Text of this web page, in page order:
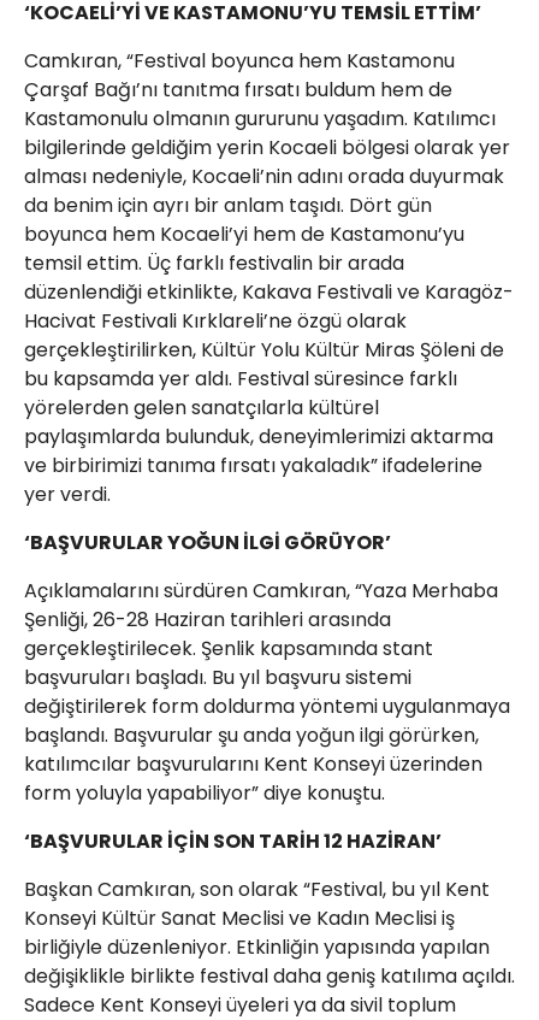
‘KOCAELİ’Yİ VE KASTAMONU’YU TEMSİL ETTİM’
Camkıran, “Festival boyunca hem Kastamonu
Çarşaf Bağı’nı tanıtma fırsatı buldum hem de
Kastamonulu olmanın gururunu yaşadım. Katılımcı
bilgilerinde geldiğim yerin Kocaeli bölgesi olarak yer
alması nedeniyle, Kocaeli’nin adını orada duyurmak
da benim için ayrı bir anlam taşıdı. Dört gün
boyunca hem Kocaeli’yi hem de Kastamonu’yu
temsil ettim. Üç farklı festivalin bir arada
düzenlendiği etkinlikte, Kakava Festivali ve Karagöz-
Hacivat Festivali Kırklareli’ne özgü olarak
gerçekleştirilirken, Kültür Yolu Kültür Miras Şöleni de
bu kapsamda yer aldı. Festival süresince farklı
yörelerden gelen sanatçılarla kültürel
paylaşımlarda bulunduk, deneyimlerimizi aktarma
ve birbirimizi tanıma fırsatı yakaladık” ifadelerine
yer verdi.
‘BAŞVURULAR YOĞUN İLGİ GÖRÜYOR’
Açıklamalarını sürdüren Camkıran, “Yaza Merhaba
Şenliği, 26-28 Haziran tarihleri arasında
gerçekleştirilecek. Şenlik kapsamında stant
başvuruları başladı. Bu yıl başvuru sistemi
değiştirilerek form doldurma yöntemi uygulanmaya
başlandı. Başvurular şu anda yoğun ilgi görürken,
katılımcılar başvurularını Kent Konseyi üzerinden
form yoluyla yapabiliyor” diye konuştu.
‘BAŞVURULAR İÇİN SON TARİH 12 HAZİRAN’
Başkan Camkıran, son olarak “Festival, bu yıl Kent
Konseyi Kültür Sanat Meclisi ve Kadın Meclisi iş
birliğiyle düzenleniyor. Etkinliğin yapısında yapılan
değişiklikle birlikte festival daha geniş katılıma açıldı.
Sadece Kent Konseyi üyeleri ya da sivil toplum